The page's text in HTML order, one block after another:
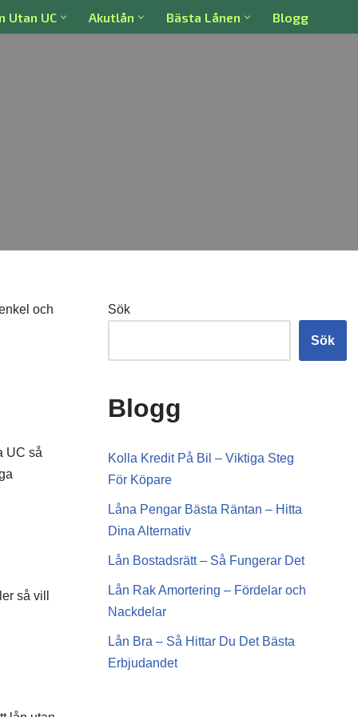
Utan UC Akutlån Bästa Lånen Blogg
och
UC så
så vill
Sök
Sök
Blogg
Kolla Kredit På Bil – Viktiga Steg
För Köpare
Låna Pengar Bästa Räntan – Hitta
Dina Alternativ
Lån Bostadsrätt – Så Fungerar Det
Lån Rak Amortering – Fördelar och
Nackdelar
Lån Bra – Så Hittar Du Det Bästa
Erbjudandet